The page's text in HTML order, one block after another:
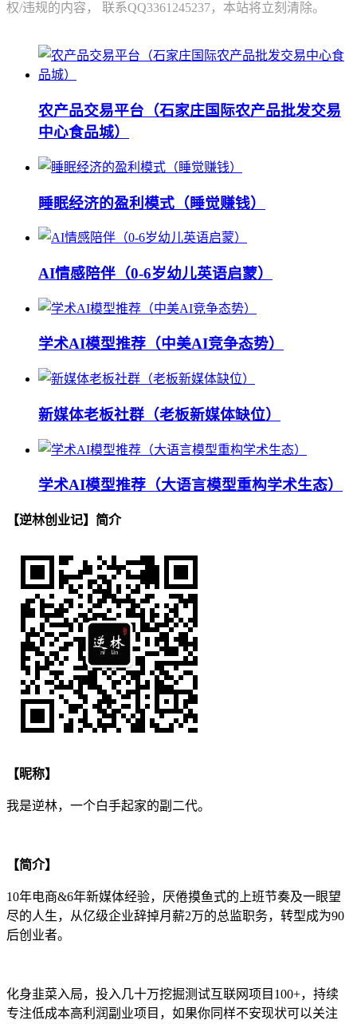
权/违规的内容， 联系QQ3361245237，本站将立刻清除。
农产品交易平台（石家庄国际农产品批发交易
中心食品城）
睡眠经济的盈利模式（睡觉赚钱）
AI情感陪伴（0-6岁幼儿英语启蒙）
学术AI模型推荐（中美AI竞争态势）
新媒体老板社群（老板新媒体缺位）
学术AI模型推荐（大语言模型重构学术生态）
【逆林创业记】简介
【昵称】
我是逆林，一个白手起家的副二代。
【简介】
10年电商&6年新媒体经验，厌倦摸鱼式的上班节奏及一眼望
尽的人生，从亿级企业辞掉月薪2万的总监职务，转型成为90
后创业者。
化身韭菜入局，投入几十万挖掘测试互联网项目100+，持续
专注低成本高利润副业项目，如果你同样不安现状可以关注